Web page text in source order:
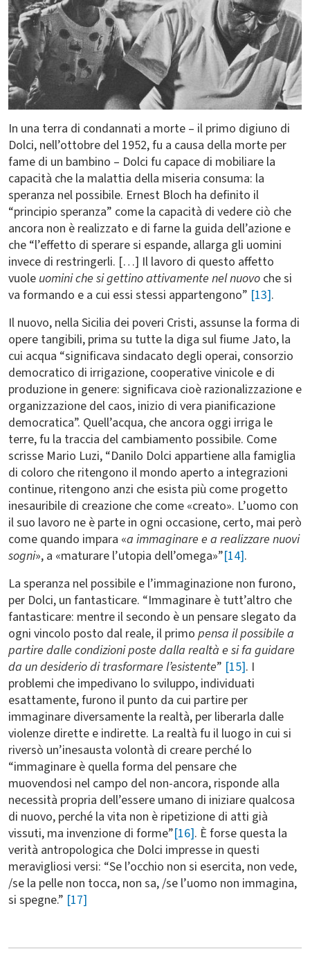
In una terra di condannati a morte – il primo digiuno di
Dolci, nell’ottobre del 1952, fu a causa della morte per
fame di un bambino – Dolci fu capace di mobiliare la
capacità che la malattia della miseria consuma: la
speranza nel possibile. Ernest Bloch ha definito il
“principio speranza” come la capacità di vedere ciò che
ancora non è realizzato e di farne la guida dell’azione e
che “l’effetto di sperare si espande, allarga gli uomini
invece di restringerli. […] Il lavoro di questo affetto
vuole uomini che si gettino attivamente nel nuovo che si
va formando e a cui essi stessi appartengono” [13].
Il nuovo, nella Sicilia dei poveri Cristi, assunse la forma di
opere tangibili, prima su tutte la diga sul fiume Jato, la
cui acqua “significava sindacato degli operai, consorzio
democratico di irrigazione, cooperative vinicole e di
produzione in genere: significava cioè razionalizzazione e
organizzazione del caos, inizio di vera pianificazione
democratica”. Quell’acqua, che ancora oggi irriga le
terre, fu la traccia del cambiamento possibile. Come
scrisse Mario Luzi, “Danilo Dolci appartiene alla famiglia
di coloro che ritengono il mondo aperto a integrazioni
continue, ritengono anzi che esista più come progetto
inesauribile di creazione che come «creato». L’uomo con
il suo lavoro ne è parte in ogni occasione, certo, mai però
come quando impara «a immaginare e a realizzare nuovi
sogni», a «maturare l’utopia dell’omega»”[14].
La speranza nel possibile e l’immaginazione non furono,
per Dolci, un fantasticare. “Immaginare è tutt’altro che
fantasticare: mentre il secondo è un pensare slegato da
ogni vincolo posto dal reale, il primo pensa il possibile a
partire dalle condizioni poste dalla realtà e si fa guidare
da un desiderio di trasformare l’esistente” [15]. I
problemi che impedivano lo sviluppo, individuati
esattamente, furono il punto da cui partire per
immaginare diversamente la realtà, per liberarla dalle
violenze dirette e indirette. La realtà fu il luogo in cui si
riversò un’inesausta volontà di creare perché lo
“immaginare è quella forma del pensare che
muovendosi nel campo del non-ancora, risponde alla
necessità propria dell’essere umano di iniziare qualcosa
di nuovo, perché la vita non è ripetizione di atti già
vissuti, ma invenzione di forme”[16]. È forse questa la
verità antropologica che Dolci impresse in questi
meravigliosi versi: “Se l’occhio non si esercita, non vede,
/se la pelle non tocca, non sa, /se l’uomo non immagina,
si spegne.” [17]